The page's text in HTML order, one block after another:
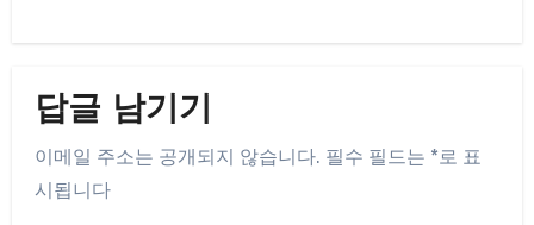
답글 남기기
이메일 주소는 공개되지 않습니다. 필수 필드는 *로 표
시됩니다